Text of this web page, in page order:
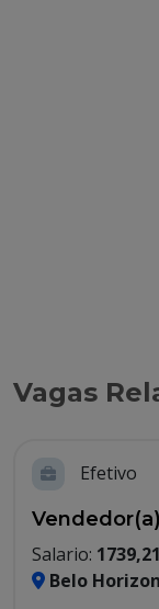
Vagas
Efetivo
Vendedor(a)
Salario:
Belo